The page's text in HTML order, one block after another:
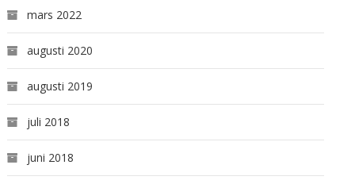
mars 2022
augusti 2020
augusti 2019
juli 2018
juni 2018